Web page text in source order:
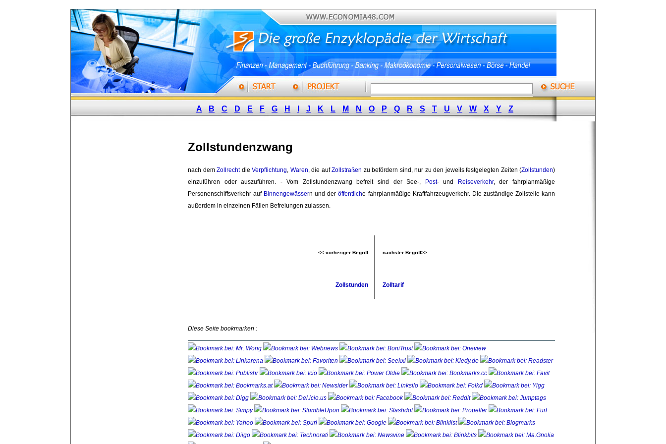
A B C D E F G H J K L M N O P Q R S T U V W X Y Z
Zollstundenzwang
nach dem Zollrechtdie Verpflichtung, Waren, die aufZollstraßen zu befördern sind, nur zu den jeweils festgelegten Zeiten (Zollstunden)
einzuführen oder auszuführen. - Vom Zollstundenzwang befreit sind der See-,
Post- und Reiseverkehr, der fahrplanmäßige
Personenschiffsverkehr auf Binnengewässern und deröffentliche fahrplanmäßige Kraftfahrzeugverkehr. Die zuständige Zollstelle kann
außerdem in einzelnen Fällen Befreiungen zulassen.
<< vorheriger Begriff nächster Begriff>>
Zollstunden Zolltarif
Diese Seite bookmarken :